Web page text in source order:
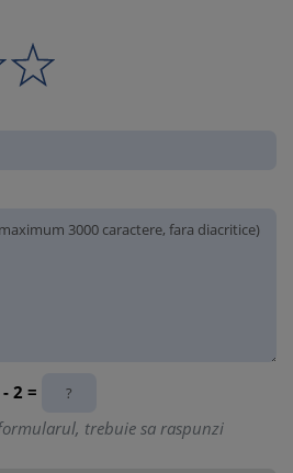
2 =
trebuie sa raspunzi